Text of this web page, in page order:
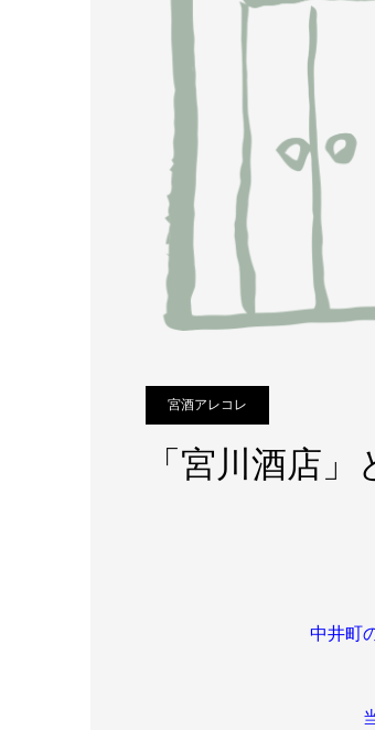
宮酒アレコレ
「宮川酒店
中井町